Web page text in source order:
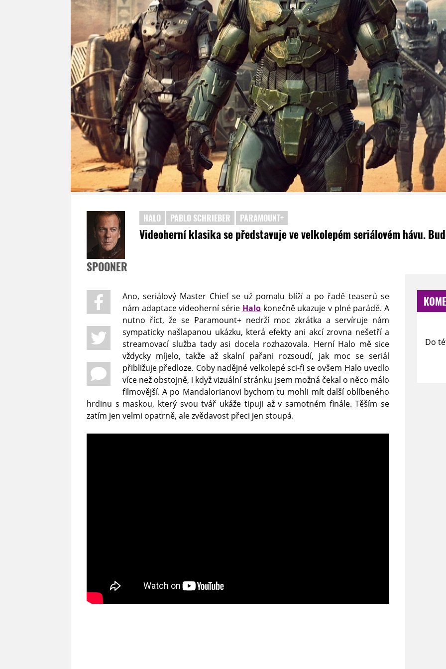
SPOONER
HALO PABLO SCHRIEBER PARAMOUNT+
Videoherní klasika se představuje ve velkolepém seriálovém hávu.
Ano, seriálový Master Chief se už pomalu blíží a po řadě teaserů se
nám adaptace videoherní série Halokonečně ukazuje v plné parádě. A
nutno říct, že se Paramount+ nedrží moc zkrátka a servíruje nám
sympaticky našlapanou ukázku, která efekty ani akcí zrovna nešetří a
streamovací služba tady asi docela rozhazovala. Herní Halo mě sice
vždycky míjelo, takže až skalní pařani rozsoudí, jak moc se seriál
přibližuje předloze. Coby nadějné velkolepé sci-fi se ovšem Halo uvedlo
více než obstojně, i když vizuální stránku jsem možná čekal o něco málo
filmovější. A po Mandalorianovi bychom tu mohli mít další oblíbeného
hrdinu s maskou, který svou tvář ukáže tipuji až v samotném finále. Těším se
zatím jen velmi opatrně, ale zvědavost přeci jen stoupá.
Do